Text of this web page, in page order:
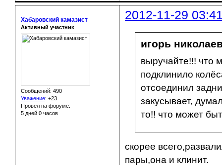
2012-11-29
Хабаровский камазист
Активный участник
Сообщений: 490
Уважение: +23
Провел на форуме:
5 дней 0 часов
игорь
выручайте!!! что
подклинило
отсоединил
закусывает,
то!! что может
скорее
пары,она и клинит.